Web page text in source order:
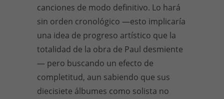
canciones de modo definitivo. Lo hará
sin orden cronológico —esto implicaría
una idea de progreso artístico que la
totalidad de la obra de Paul desmiente
— pero buscando un efecto de
completitud, aun sabiendo que sus
diecisiete álbumes como solista no